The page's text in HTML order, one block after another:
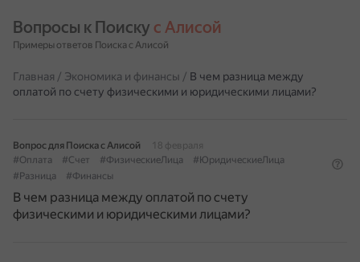
Вопросы к Поиску с Алисой
Примеры ответов Поиска с Алисой
Главная / Экономика и финансы / В чем разница между
оплатой по счету физическими и юридическими лицами?
Вопрос для Поиска с Алисой
18 февраля
#Оплата
#Счет #ФизическиеЛица
#ЮридическиеЛица
#Разница
#Финансы
В чем разница между оплатой по счету
физическими и юридическими лицами?